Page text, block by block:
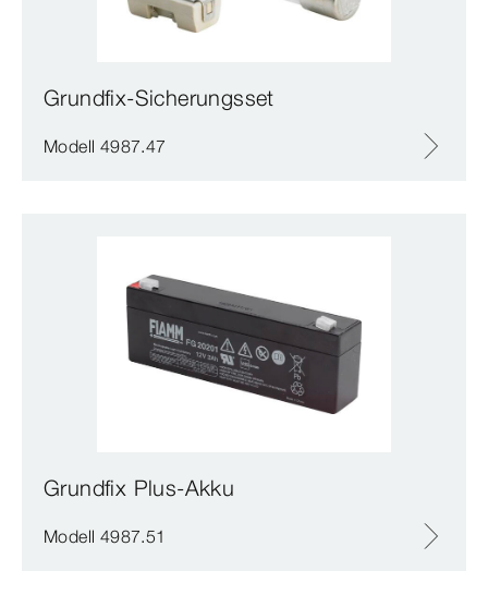
Grundfix-Sicherungsset
Modell 4987.47
Grundfix Plus-Akku
Modell 4987.51